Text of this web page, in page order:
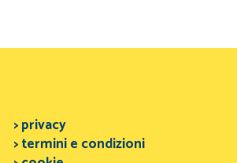
> privacy
> termini e condizioni